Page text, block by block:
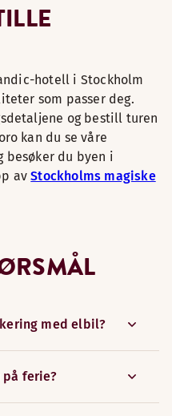
hotell i Stockholm
som passer deg.
og bestill turen
kan du se våre
besøker du byen i
avStockholms magiske
med elbil?
ferie?